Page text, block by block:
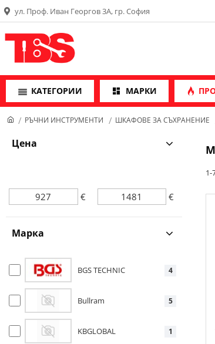
ул. Проф. Иван Георгов 3А, гр. София
КАТЕГОРИИ МАРКИ
РЪЧНИ ИНСТРУМЕНТИ ШКАФОВЕ ЗА СЪХРАНЕНИЕ
Цена
€ €
Марка
BGS TECHNIC 4
Bullram 5
KBGLOBAL 1
1-